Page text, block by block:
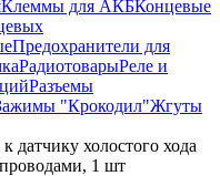
Клеммы для АКБКонцевые
Предохранители для
РадиотоварыРеле и
Разъемы
"Крокодил"Жгуты
датчику холостого хода
1 шт